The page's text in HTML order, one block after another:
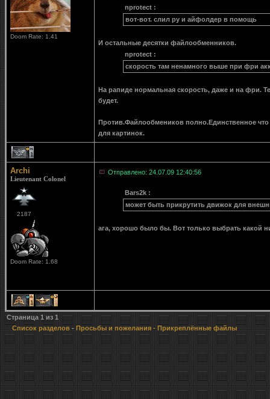
Doom Rate: 1.41
nprotect :
вот-вот. слил ру и айфолдер в помощь
И остальные десятки файлообменников.
nprotect :
скорость там ненамного выше при фри
На рапиде нормальная скорость, даже и на фри.
будет.
Против.Файлообмеников полно.Единственное
для картинок.
1
Archi
Lieutenant Colonel
2187
Doom Rate: 1.68
Отправлено: 24.07.09 12:40:56
Bars2k :
может быть прикрутить движок для
ага, хорошо было бы. Вот только выбрать какой
1 1
Страница 1из 1
Список разделов - Просьбы и пожелания - Прикреплённые файлы